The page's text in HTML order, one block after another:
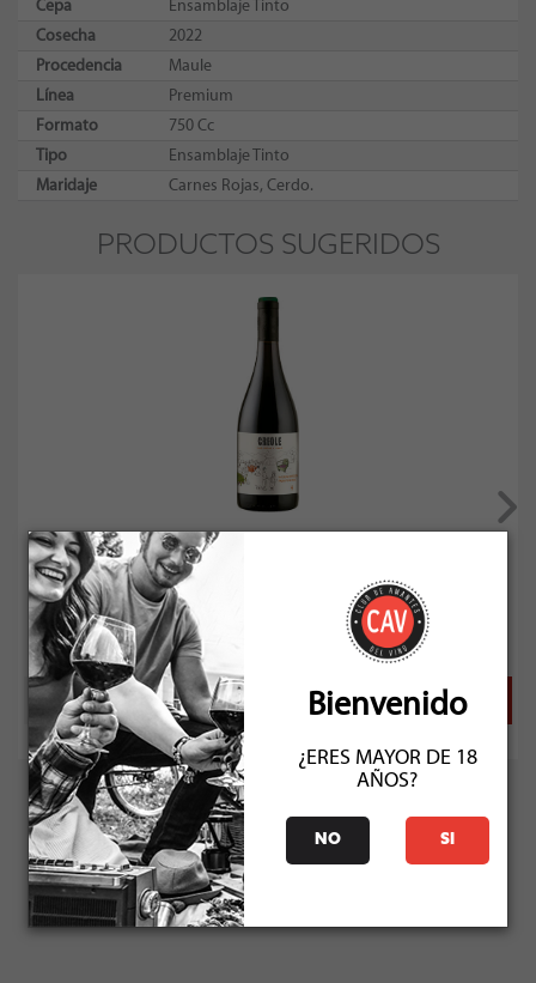
Cepa
Ensamblaje Tinto
Cosecha
2022
Procedencia
Maule
Línea
Premium
Formato
750 Cc
Tipo
Ensamblaje Tinto
Maridaje
Carnes Rojas, Cerdo.
PRODUCTOS SUGERIDOS
Morande Adventure Creole Cinsault / Pais 2020
Bienvenido
¿ERES MAYOR DE 18
AÑOS?
NO SI